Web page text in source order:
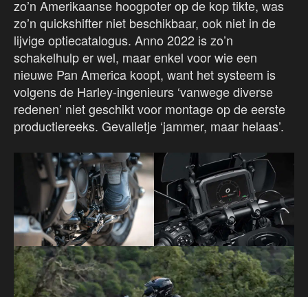
zo’n Amerikaanse hoogpoter op de kop tikte, was
zo’n quickshifter niet beschikbaar, ook niet in de
lijvige optiecatalogus. Anno 2022 is zo’n
schakelhulp er wel, maar enkel voor wie een
nieuwe Pan America koopt, want het systeem is
volgens de Harley-ingenieurs ‘vanwege diverse
redenen’ niet geschikt voor montage op de eerste
productiereeks. Gevalletje ‘jammer, maar helaas’.